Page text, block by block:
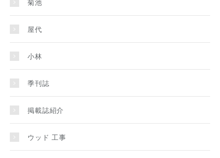
屋代
小林
季刊誌
掲載誌紹介
ウッド 工事